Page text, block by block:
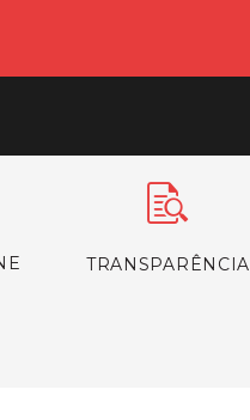
TRANSPARÊNCIA